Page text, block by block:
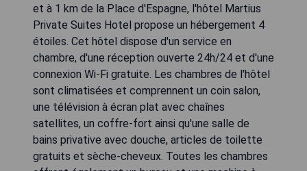
et à 1 km de la Place d'Espagne, l'hôtel Martius
Private Suites Hotel propose un hébergement 4
étoiles. Cet hôtel dispose d'un service en
chambre, d'une réception ouverte 24h/24 et d'une
connexion Wi-Fi gratuite. Les chambres de l'hôtel
sont climatisées et comprennent un coin salon,
une télévision à écran plat avec chaînes
satellites, un coffre-fort ainsi qu'une salle de
bains privative avec douche, articles de toilette
gratuits et sèche-cheveux. Toutes les chambres